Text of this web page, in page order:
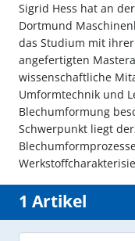
Sigrid Hess hat an
Dortmund
das Studium mit
angefertigten
wissenschaftliche
Umformtechnik und
Blechumformung
Schwerpunkt liegt
1 Artikel